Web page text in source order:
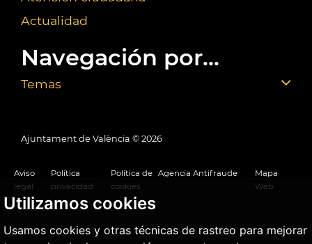
Utilizamos cookies
Usamos cookies y otras técnicas de rastreo para mejorar
Actualidad
Navegación por...
Temas
Ajuntament de València © 2026
Aviso
legal
Política
privacidad
Política de
cookies
Agencia Antifraude
Mapa
Web